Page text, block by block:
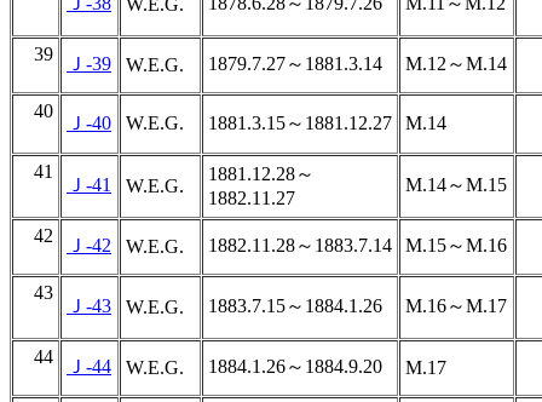
W.E.G.
39 Ｊ-39 W.E.G. 1879.7.27～1881.3.14 M.12～M.14
40
Ｊ-40 W.E.G. 1881.3.15～1881.12.27 M.14
41
Ｊ-41 W.E.G.
1881.12.28～
1882.11.27
M.14～M.15
42 Ｊ-42 W.E.G. 1882.11.28～1883.7.14 M.15～M.16
43
Ｊ-43 W.E.G. 1883.7.15～1884.1.26 M.16～M.17
44 Ｊ-44 W.E.G. 1884.1.26～1884.9.20 M.17